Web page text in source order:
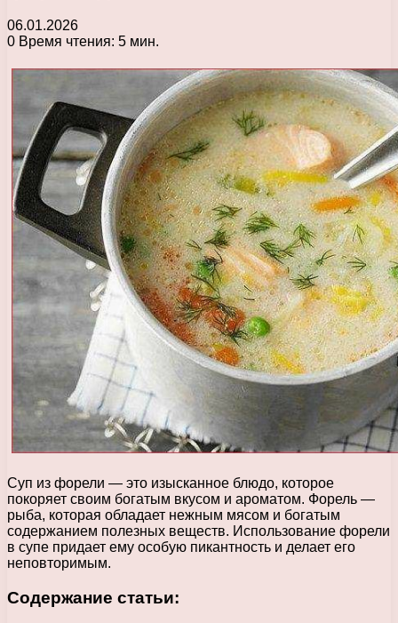
06.01.2026
0 Время чтения: 5 мин.
Суп из форели — это изысканное блюдо, которое
покоряет своим богатым вкусом и ароматом. Форель —
рыба, которая обладает нежным мясом и богатым
содержанием полезных веществ. Использование форели
в супе придает ему особую пикантность и делает его
неповторимым.
Содержание статьи: